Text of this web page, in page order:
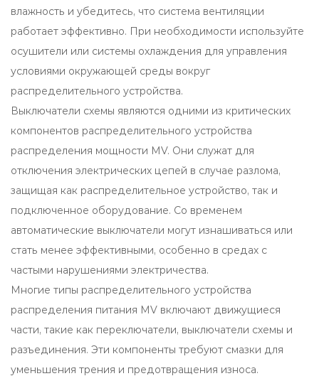
влажность и убедитесь, что система вентиляции
работает эффективно. При необходимости используйте
осушители или системы охлаждения для управления
условиями окружающей среды вокруг
распределительного устройства.
Выключатели схемы являются одними из критических
компонентов распределительного устройства
распределения мощности MV. Они служат для
отключения электрических цепей в случае разлома,
защищая как распределительное устройство, так и
подключенное оборудование. Со временем
автоматические выключатели могут изнашиваться или
стать менее эффективными, особенно в средах с
частыми нарушениями электричества.
Многие типы распределительного устройства
распределения питания MV включают движущиеся
части, такие как переключатели, выключатели схемы и
разъединения. Эти компоненты требуют смазки для
уменьшения трения и предотвращения износа.